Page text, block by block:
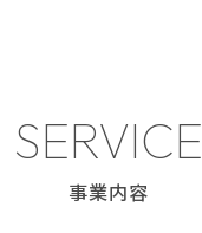
SERVICE
事業内容